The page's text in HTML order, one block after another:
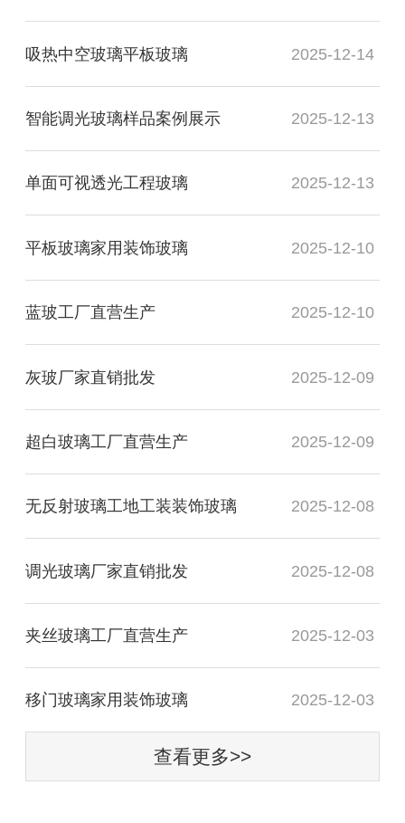
吸热中空玻璃平板玻璃 2025-12-14
智能调光玻璃样品案例展示 2025-12-13
单面可视透光工程玻璃 2025-12-13
平板玻璃家用装饰玻璃 2025-12-10
蓝玻工厂直营生产 2025-12-10
灰玻厂家直销批发 2025-12-09
超白玻璃工厂直营生产 2025-12-09
无反射玻璃工地工装装饰玻璃 2025-12-08
调光玻璃厂家直销批发 2025-12-08
夹丝玻璃工厂直营生产 2025-12-03
移门玻璃家用装饰玻璃 2025-12-03
查看更多>>